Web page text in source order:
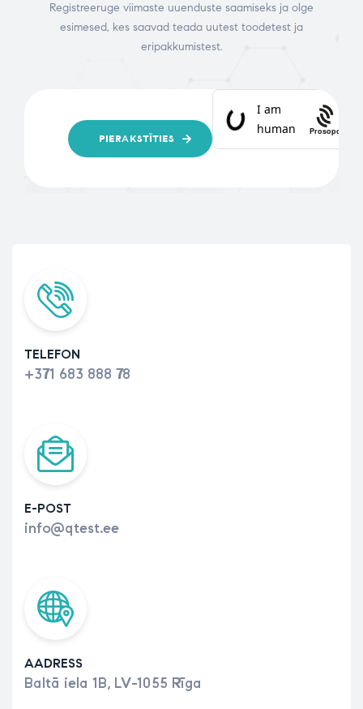
Registreeruge viimaste uuenduste saamiseks ja olge
esimesed, kes saavad teada uutest toodetest ja
eripakkumistest.
PIERAKSTĪTIES
Prosopo
TELEFON
+371 683 888 78
E-POST
info@qtest.ee
AADRESS
Baltā iela 1B, LV-1055 Rīga